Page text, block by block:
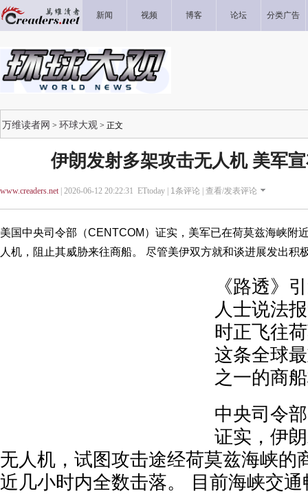
新闻 视频 博客 论坛 分类广告
万维读者网 > 环球大观 > 正文
伊朗发射多架攻击无人机 美军
www.creaders.net| 2026-06-12 20:22:31 ETtoday | 1条评论 | 查看/发表评论
美国中央司令部（CENTCOM）证实，美军已在荷莫兹海峡附
人机，阻止其威胁来往商船。 尽管美伊双方就和谈进展发出积
《路透》
人士说法
时正飞往
这条全球
之一的商
中央司令
证实，伊
无人机，试图攻击途经荷莫兹海峡的
近几小时内全数击落。 目前海峡交